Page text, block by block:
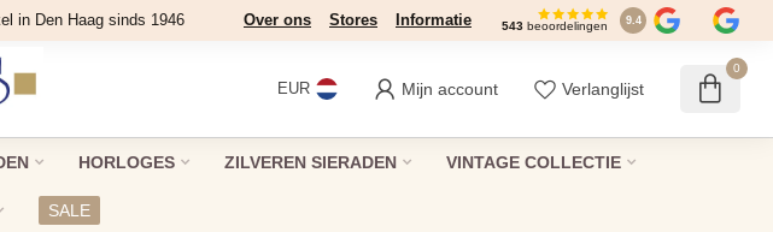
in Den Haag sinds 1946 Over ons Stores Informatie 543 beoordelingen 9.4
EUR Mijn account Verlanglijst
0
HORLOGES ZILVEREN SIERADEN VINTAGE COLLECTIE
SALE